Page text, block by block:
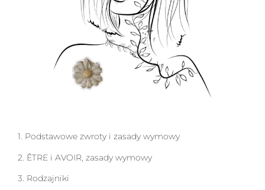
1. Podstawowe zwroty i zasady wymowy
2. ÊTRE i AVOIR, zasady wymowy
3. Rodzajniki